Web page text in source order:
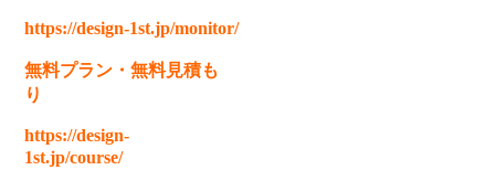
https://design-1st.jp/monitor/
無料プラン ・無料見積も
り
https://design-
1st.jp/course/